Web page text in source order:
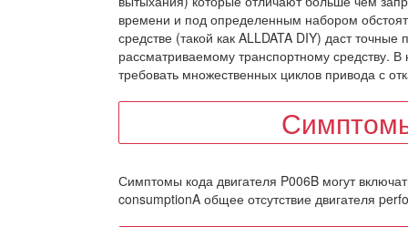
времени и под определенным набором
средстве (такой как ALLDATA DIY) даст
рассматриваемому транспортному средству.
требовать множественных циклов привода с
Симптомы кода двигателя P006B могут
consumptionA общее отсутствие двигателя